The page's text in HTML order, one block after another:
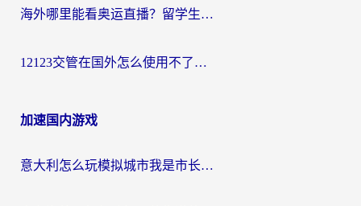
海外哪里能看奥运直播？留学生&海外华人必看的体育赛事观赛终极指南
12123交管在国外怎么使用不了？海外华人必看的无缝访问国内资源指南
加速国内游戏
意大利怎么玩模拟城市我是市长？海外党国服游戏加速终极攻略（附三国3量子特攻解决办法）